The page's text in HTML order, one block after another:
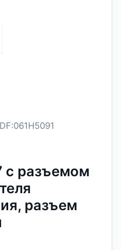
DF:061H5091
с разъемом
разъем